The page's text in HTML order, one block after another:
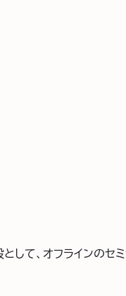
して、オフラインのセ